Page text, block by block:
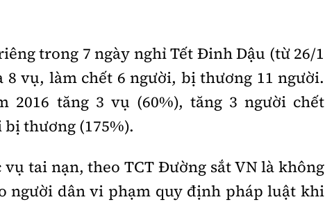
trong 7 ngày nghỉ Tết Đinh Dậu (từ 26/1
8 vụ, làm chết 6 người, bị thương 11 người.
2016 tăng 3 vụ (60%), tăng 3 người chết
bị thương (175%).
vụ tai nạn, theo TCT Đường sắt VN là không
người dân vi phạm quy định pháp luật khi